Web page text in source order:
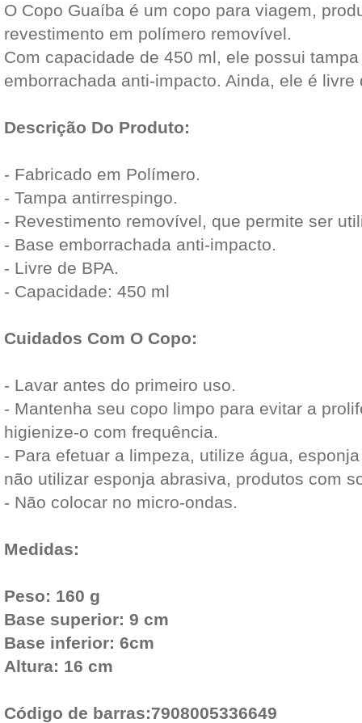
O Copo Guaíba é um copo para viagem,
revestimento em polímero removível.
Com capacidade de 450 ml, ele possui
emborrachada anti-impacto. Ainda, ele é livre
Descrição Do Produto:
- Fabricado em Polímero.
- Tampa antirrespingo.
- Revestimento removível, que permite ser
- Base emborrachada anti-impacto.
- Livre de BPA.
- Capacidade: 450 ml
Cuidados Com O Copo:
- Lavar antes do primeiro uso.
- Mantenha seu copo limpo para evitar a
higienize-o com frequência.
- Para efetuar a limpeza, utilize água,
não utilizar esponja abrasiva, produtos com
- Não colocar no micro-ondas.
Medidas:
Peso: 160 g
Base superior: 9 cm
Base inferior: 6cm
Altura: 16 cm
Código de barras:7908005336649